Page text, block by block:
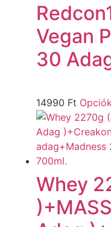
Vegan
30
14990 Ft
Whey